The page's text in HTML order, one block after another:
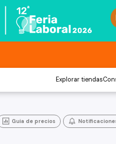
Explorar tiendas
Guia de precios